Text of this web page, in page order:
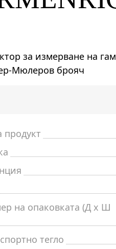
за измерване на
Мюлеров брояч
продукт
на опаковката (Д x Ш
тегло